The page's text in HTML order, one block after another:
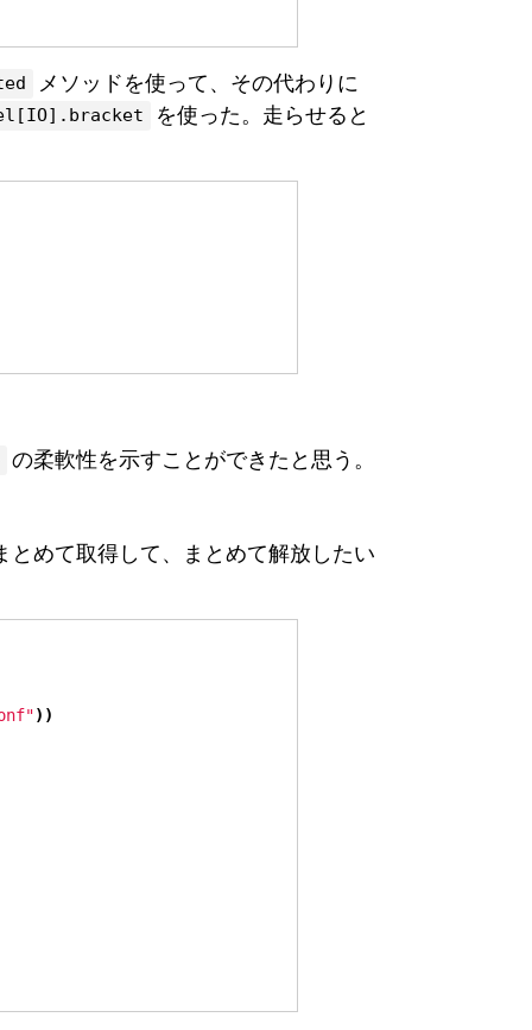
メソッドを使って、その代わりに
を使った。走らせると
の柔軟性を示すことができたと思う。
めて取得して、まとめて解放したい
))